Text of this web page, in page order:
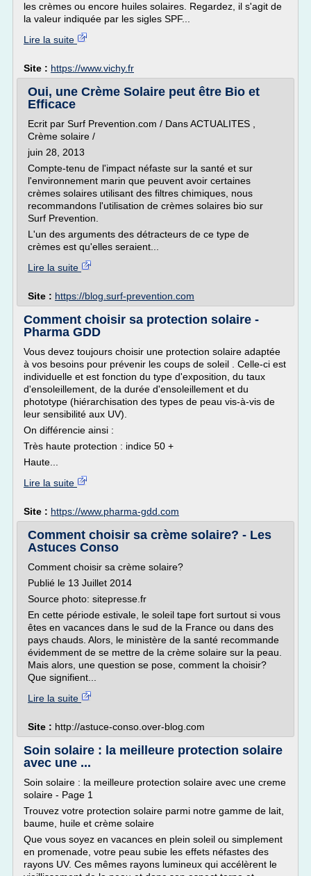
les crèmes ou encore huiles solaires. Regardez, il s'agit de
la valeur indiquée par les sigles SPF...
Lire la suite
Site : https://www.vichy.fr
Oui, une Crème Solaire peut être Bio et
Efficace
Ecrit par Surf Prevention.com / Dans ACTUALITES ,
Crème solaire /
juin 28, 2013
Compte-tenu de l'impact néfaste sur la santé et sur
l'environnement marin que peuvent avoir certaines
crèmes solaires utilisant des filtres chimiques, nous
recommandons l'utilisation de crèmes solaires bio sur
Surf Prevention.
L'un des arguments des détracteurs de ce type de
crèmes est qu'elles seraient...
Lire la suite
Site : https://blog.surf-prevention.com
Comment choisir sa protection solaire -
Pharma GDD
Vous devez toujours choisir une protection solaire adaptée
à vos besoins pour prévenir les coups de soleil . Celle-ci est
individuelle et est fonction du type d'exposition, du taux
d'ensoleillement, de la durée d'ensoleillement et du
phototype (hiérarchisation des types de peau vis-à-vis de
leur sensibilité aux UV).
On différencie ainsi :
Très haute protection : indice 50 +
Haute...
Lire la suite
Site : https://www.pharma-gdd.com
Comment choisir sa crème solaire? - Les
Astuces Conso
Comment choisir sa crème solaire?
Publié le 13 Juillet 2014
Source photo: sitepresse.fr
En cette période estivale, le soleil tape fort surtout si vous
êtes en vacances dans le sud de la France ou dans des
pays chauds. Alors, le ministère de la santé recommande
évidemment de se mettre de la crème solaire sur la peau.
Mais alors, une question se pose, comment la choisir?
Que signifient...
Lire la suite
Site : http://astuce-conso.over-blog.com
Soin solaire : la meilleure protection solaire
avec une ...
Soin solaire : la meilleure protection solaire avec une creme
solaire - Page 1
Trouvez votre protection solaire parmi notre gamme de lait,
baume, huile et crème solaire
Que vous soyez en vacances en plein soleil ou simplement
en promenade, votre peau subie les effets néfastes des
rayons UV. Ces mêmes rayons lumineux qui accélèrent le